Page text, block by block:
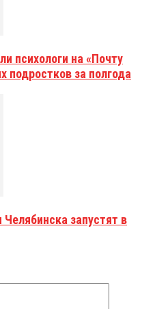
психологи на «Почту
подростков за полгода
запустят в